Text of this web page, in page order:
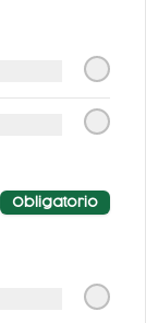
Obligatorio